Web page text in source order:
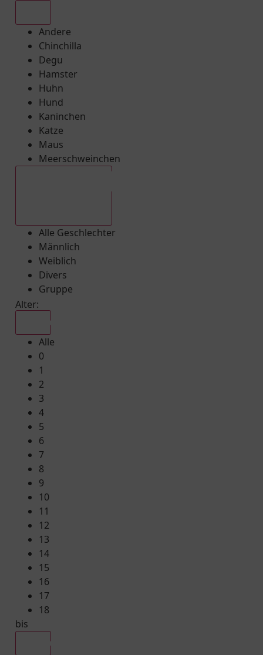
Andere
Chinchilla
Degu
Hamster
Huhn
Hund
Kaninchen
Katze
Maus
Meerschweinchen
Alle Geschlechter
Männlich
Weiblich
Divers
Gruppe
Alter:
Alle
0
1
2
3
4
5
6
7
8
9
10
11
12
13
14
15
16
17
18
bis